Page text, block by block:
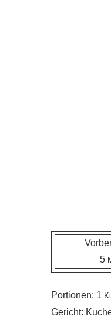
5
Portionen: 1
Gericht: